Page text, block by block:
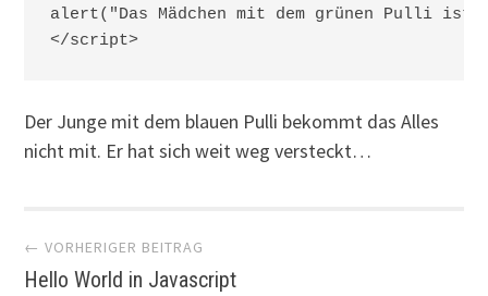
alert("Das Mädchen mit dem grünen Pulli
Der Junge mit dem blauen Pulli bekommt das Alles
nicht mit. Er hat sich weit weg versteckt…
Artikel-Navigation
← VORHERIGER BEITRAG
Hello World in Javascript